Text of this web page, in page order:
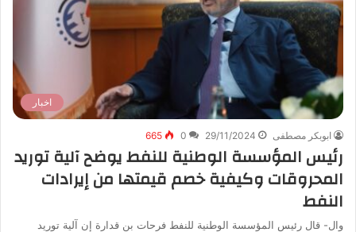
اخبار
ابوبكر مصطفى 29/11/2024
0
665
رئيس المؤسسة الوطنية للنفط يوضح آلية توريد
المحروقات وكيفية خصم قيمتها من إيرادات
النفط
وال- قال رئيس المؤسسة الوطنية للنفط فرحات بن قدارة إن آلية توريد